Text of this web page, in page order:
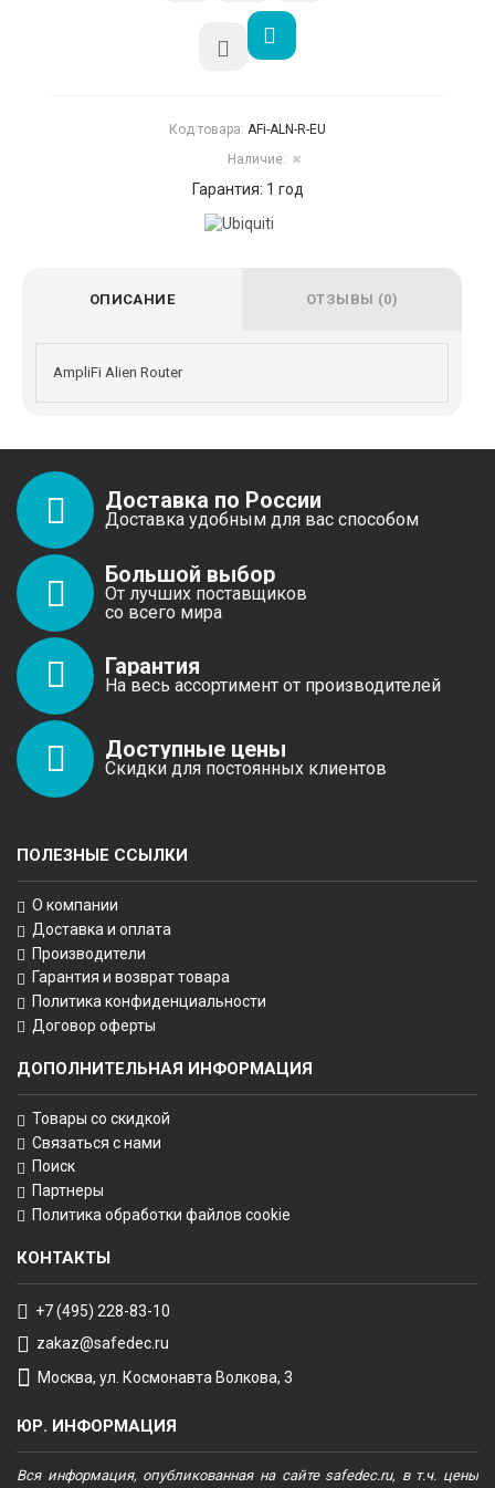
ОПИСАНИЕ ОТЗЫВЫ (0)
AmpliFi Alien Router
Код товара: AFi-ALN-R-EU
Наличие: ✖
Гарантия: 1 год
Доставка по России
Доставка удобным для вас способом
Большой выбор
От лучших поставщиков
со всего мира
Гарантия
На весь ассортимент от производителей
Доступные цены
Скидки для постоянных клиентов
ПОЛЕЗНЫЕ ССЫЛКИ
О компании
Доставка и оплата
Производители
Гарантия и возврат товара
Политика конфиденциальности
Договор оферты
ДОПОЛНИТЕЛЬНАЯ ИНФОРМАЦИЯ
Товары со скидкой
Связаться с нами
Поиск
Партнеры
Политика обработки файлов cookie
КОНТАКТЫ
+7 (495) 228-83-10
zakaz@safedec.ru
Москва, ул. Космонавта Волкова, 3
ЮР. ИНФОРМАЦИЯ
Вся информация, опубликованная на сайте safedec.ru, в т.ч. цены